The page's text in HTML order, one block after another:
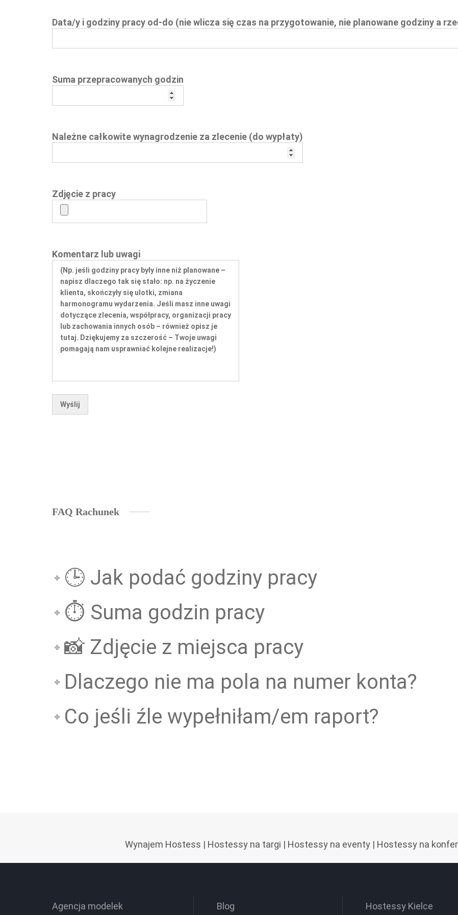
Data/y i godziny pracy od-do (nie wlicza się czas na przygotowanie, nie planowane godziny a
Suma przepracowanych godzin
Należne całkowite wynagrodzenie za zlecenie (do wypłaty)
Zdjęcie z pracy
Komentarz lub uwagi
FAQ Rachunek
🕒 Jak podać godziny pracy
⏱ Suma godzin pracy
📸 Zdjęcie z miejsca pracy
Dlaczego nie ma pola na numer konta?
Co jeśli źle wypełniłam/em raport?
Wynajem Hostess | Hostessy na targi | Hostessy na eventy| Hostessy na
Agencja modelek Blog Hostessy Kielce